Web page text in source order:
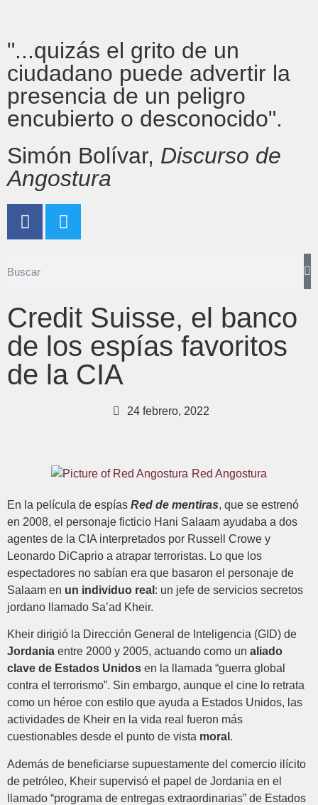
"...quizás el grito de un
ciudadano puede advertir la
presencia de un peligro
encubierto o desconocido".
Simón Bolívar, Discurso de
Angostura
Credit Suisse, el banco
de los espías favoritos
de la CIA
24 febrero, 2022
Red Angostura
En la película de espías Red de mentiras, que se estrenó
en 2008, el personaje ficticio Hani Salaam ayudaba a dos
agentes de la CIA interpretados por Russell Crowe y
Leonardo DiCaprio a atrapar terroristas. Lo que los
espectadores no sabían era que basaron el personaje de
Salaam en un individuo real : un jefe de servicios secretos
jordano llamado Sa’ad Kheir.
Kheir dirigió la Dirección General de Inteligencia (GID) de
Jordania entre 2000 y 2005, actuando como un aliado
clave de Estados Unidos en la llamada “guerra global
contra el terrorismo”. Sin embargo, aunque el cine lo retrata
como un héroe con estilo que ayuda a Estados Unidos, las
actividades de Kheir en la vida real fueron más
cuestionables desde el punto de vista moral .
Además de beneficiarse supuestamente del comercio ilícito
de petróleo, Kheir supervisó el papel de Jordania en el
llamado “programa de entregas extraordinarias” de Estados